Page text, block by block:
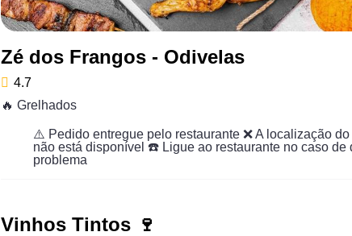
Zé dos Frangos - Odivelas
4.7
🔥 Grelhados
⚠️ Pedido entregue pelo restaurante ❌ A localização do
não está disponível ☎️ Ligue ao restaurante no caso de
problema
Vinhos Tintos 🍷